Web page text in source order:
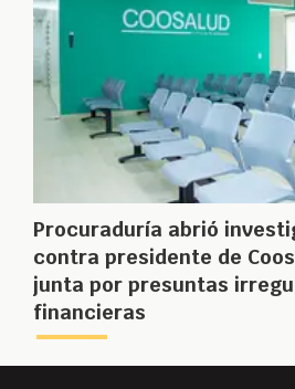
Procuraduría abrió
contra presidente de
junta por presuntas
financieras